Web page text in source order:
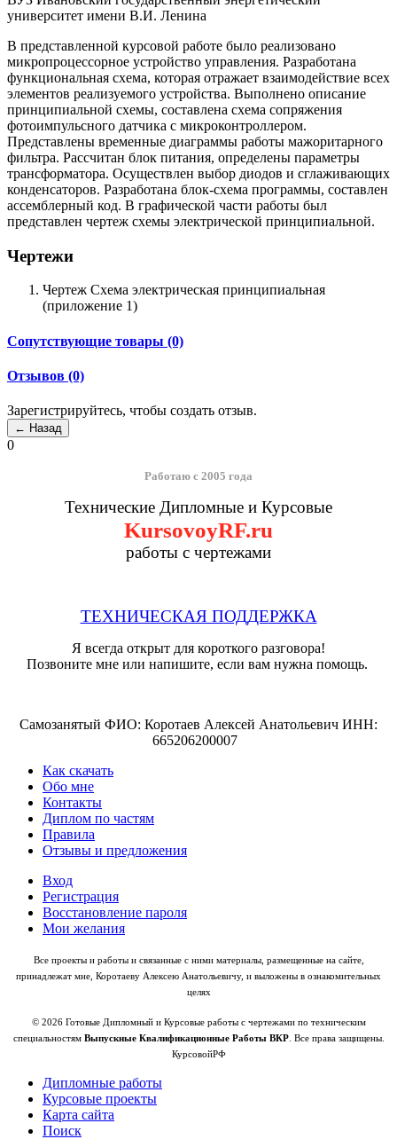
университет имени В.И. Ленина
В представленной курсовой работе было реализовано
микропроцессорное устройство управления. Разработана
функциональная схема, которая отражает взаимодействие всех
элементов реализуемого устройства. Выполнено описание
принципиальной схемы, составлена схема сопряжения
фотоимпульсного датчика с микроконтроллером.
Представлены временные диаграммы работы мажоритарного
фильтра. Рассчитан блок питания, определены параметры
трансформатора. Осуществлен выбор диодов и сглаживающих
конденсаторов. Разработана блок-схема программы, составлен
ассемблерный код. В графической части работы был
представлен чертеж схемы электрической принципиальной.
Чертежи
Чертеж Схема электрическая принципиальная
(приложение 1)
Сопутствующие товары (0)
Отзывов (0)
Зарегистрируйтесь, чтобы создать отзыв.
0
Работаю с 2005 года
Технические Дипломные и Курсовые
KursovoyRF.ru
работы с чертежами
ТЕХНИЧЕСКАЯ ПОДДЕРЖКА
Я всегда открыт для короткого разговора!
Позвоните мне или напишите, если вам нужна помощь.
Самозанятый ФИО: Коротаев Алексей Анатольевич ИНН:
665206200007
Как скачать
Обо мне
Контакты
Диплом по частям
Правила
Отзывы и предложения
Вход
Регистрация
Восстановление пароля
Мои желания
Все проекты и работы и связанные с ними материалы, размещенные на сайте,
принадлежат мне, Коротаеву Алексею Анатольевичу, и выложены в ознакомительных
целях
© 2026 Готовые Дипломный и Курсовые работы с чертежами по техническим
специальностям Выпускные Квалификационные Работы ВКР. Все права защищены.
КурсовойРФ
Дипломные работы
Курсовые проекты
Карта сайта
Поиск